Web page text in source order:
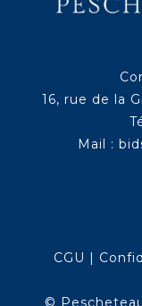
16, rue de la
Mail :
CGU |
©